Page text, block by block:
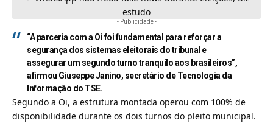
estudo
- Publicidade -
“A parceria com a Oi foi fundamental para reforçar a
segurança dos sistemas eleitorais do tribunal e
assegurar um segundo turno tranquilo aos brasileiros”,
afirmou Giuseppe Janino, secretário de Tecnologia da
Informação do TSE.
Segundo a Oi, a estrutura montada operou com 100% de
disponibilidade durante os dois turnos do pleito municipal.